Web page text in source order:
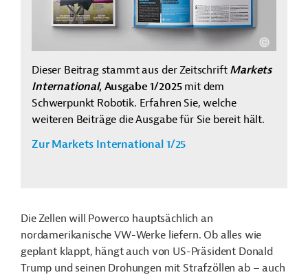
Dieser Beitrag stammt aus der Zeitschrift Markets
International, Ausgabe 1/2025mit dem
Schwerpunkt Robotik. Erfahren Sie, welche
weiteren Beiträge die Ausgabe für Sie bereit hält.
Zur Markets International 1/25
Die Zellen will Powerco hauptsächlich an
nordamerikanische VW-Werke liefern. Ob alles wie
geplant klappt, hängt auch von US-Präsident Donald
Trump und seinen Drohungen mit Strafzöllen ab – auch